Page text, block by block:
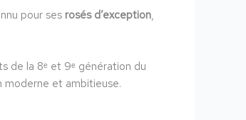
pour ses rosés d’exception,
de la 8ᵉ et 9ᵉ génération du
moderne et ambitieuse.